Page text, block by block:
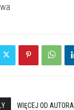
WIĘCEJ OD AUTORA